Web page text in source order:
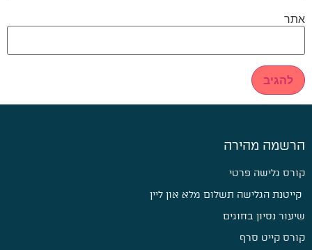
אתר
הרשמה מהירה
קורס גלישה פרטי
קייטנת הגלישה תשלום מלא און ליין
שיעור נסיון בחוגים
קורס קייט סרף